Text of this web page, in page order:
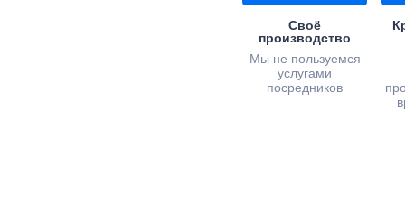
Своё
производство
Мы не пользуемся
услугами
посредников